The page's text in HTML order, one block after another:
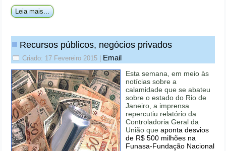
Leia mais...
Recursos públicos, negócios privados
Criado: 17 Fevereiro 2015 Email
Esta semana, em meio às
notícias sobre a
calamidade que se abateu
sobre o estado do Rio de
Janeiro, a imprensa
repercutiu relatório da
Controladoria Geral da
União queaponta desvios
de R$ 500 milhões na
Funasa-Fundação Nacional